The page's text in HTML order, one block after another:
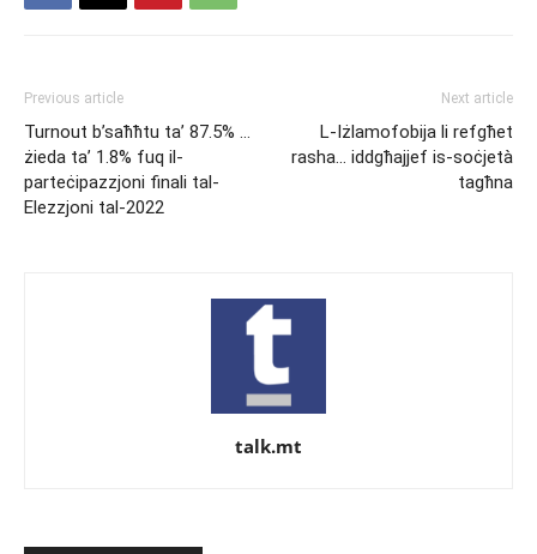
Previous article
Turnout b’saħħtu ta’ 87.5% …
żieda ta’ 1.8% fuq il-
parteċipazzjoni finali tal-
Elezzjoni tal-2022
Next article
L-Iżlamofobija li refgħet
rasha… iddgħajjef is-soċjetà
tagħna
talk.mt